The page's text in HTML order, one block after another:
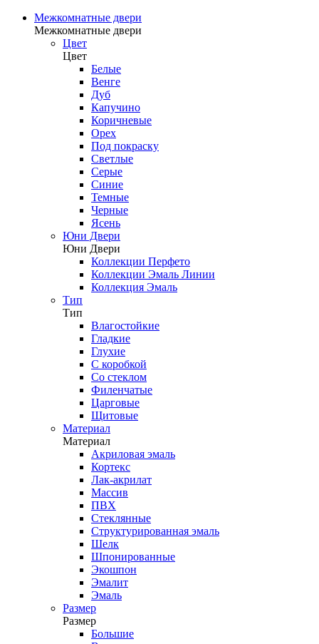
Межкомнатные двери
Межкомнатные двери
Цвет
Цвет
Белые
Венге
Дуб
Капучино
Коричневые
Орех
Под покраску
Светлые
Серые
Синие
Темные
Черные
Ясень
Юни Двери
Юни Двери
Коллекции Перфето
Коллекции Эмаль Линии
Коллекция Эмаль
Тип
Тип
Влагостойкие
Гладкие
Глухие
С коробкой
Со стеклом
Филенчатые
Царговые
Щитовые
Материал
Материал
Акриловая эмаль
Кортекс
Лак-акрилат
Массив
ПВХ
Стеклянные
Структурированная эмаль
Шелк
Шпонированные
Экошпон
Эмалит
Эмаль
Размер
Размер
Большие